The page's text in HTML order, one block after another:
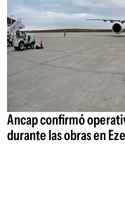
Ancap confirmó
durante las obras en